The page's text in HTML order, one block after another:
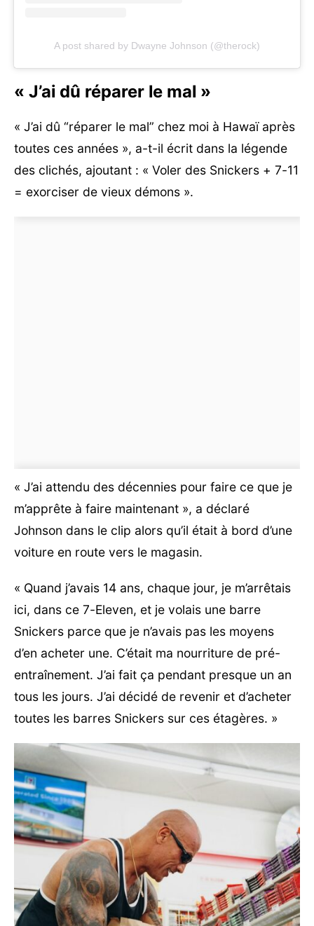
A post shared by Dwayne Johnson (@therock)
« J’ai dû réparer le mal »
« J’ai dû “réparer le mal” chez moi à Hawaï après
toutes ces années », a-t-il écrit dans la légende
des clichés, ajoutant : « Voler des Snickers + 7-11
= exorciser de vieux démons ».
« J’ai attendu des décennies pour faire ce que je
m’apprête à faire maintenant », a déclaré
Johnson dans le clip alors qu’il était à bord d’une
voiture en route vers le magasin.
« Quand j’avais 14 ans, chaque jour, je m’arrêtais
ici, dans ce 7-Eleven, et je volais une barre
Snickers parce que je n’avais pas les moyens
d’en acheter une. C’était ma nourriture de pré-
entraînement. J’ai fait ça pendant presque un an
tous les jours. J’ai décidé de revenir et d’acheter
toutes les barres Snickers sur ces étagères. »